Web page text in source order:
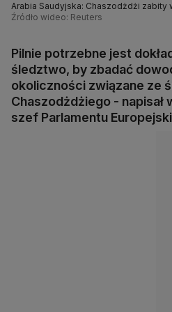
Arabia Saudyjska: Chaszodżdżi zabity
Źródło wideo: Reuters
Pilnie potrzebne jest
śledztwo, by zbadać
okoliczności związane ze
Chaszodżdżiego -
szef Parlamentu